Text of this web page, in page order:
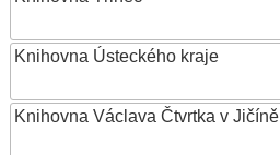
Knihovna Ústeckého kraje
Knihovna Václava Čtvrtka v Jičíně